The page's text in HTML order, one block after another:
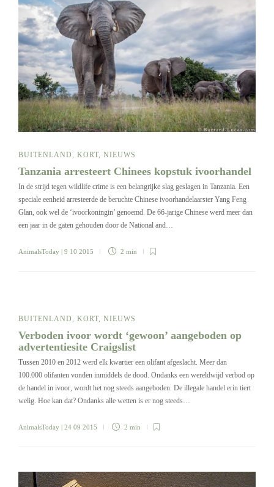
BUITENLAND KORT NIEUWS
Tanzania arresteert Chinees kopstuk ivoorhandel
In de strijd tegen wildlife crime is een belangrijke slag geslagen in Tanzania. Een
speciale eenheid arresteerde de beruchte Chinese ivoorhandelaarster Yang Feng
Glan, ook wel de ‘ivoorkoningin’ genoemd. De 66-jarige Chinese werd meer dan
een jaar in de gaten gehouden door de National and…
AnimalsToday | 9 10 2015 2 min
BUITENLAND, KORT, NIEUWS
Verboden ivoor wordt ‘gewoon’ aangeboden op
advertentiesite Craigslist
Tussen 2010 en 2012 werd elk kwartier een olifant afgeslacht. Meer dan
100.000 olifanten vonden inmiddels de dood. Ondanks een wereldwijd verbod op
de handel in ivoor, wordt het nog steeds aangeboden. De illegale handel erin tiert
welig. Hoe kan dat? Ondanks alle wetten is er nog steeds…
AnimalsToday | 24 09 2015 2 min